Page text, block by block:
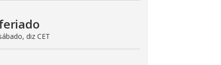
diz CET